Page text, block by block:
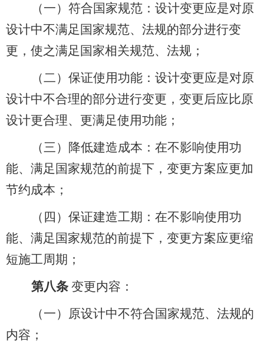
（一）符合国家规范：设计变更应是对原
设计中不满足国家规范、法规的部分进行变
更，使之满足国家相关规范、法规；
（二）保证使用功能：设计变更应是对原
设计中不合理的部分进行变更，变更后应比原
设计更合理、更满足使用功能；
（三）降低建造成本：在不影响使用功
能、满足国家规范的前提下，变更方案应更加
节约成本；
（四）保证建造工期：在不影响使用功
能、满足国家规范的前提下，变更方案应更缩
短施工周期；
第八条 变更内容：
（一）原设计中不符合国家规范、法规的
内容；